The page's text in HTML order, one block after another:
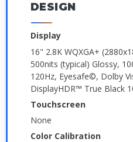
DESIGN
Display
16" 2.8K WQXGA+
500nits (typical) Glossy,
120Hz, Eyesafe©, Dolby
DisplayHDR™ True Black
Touchscreen
None
Color Calibration